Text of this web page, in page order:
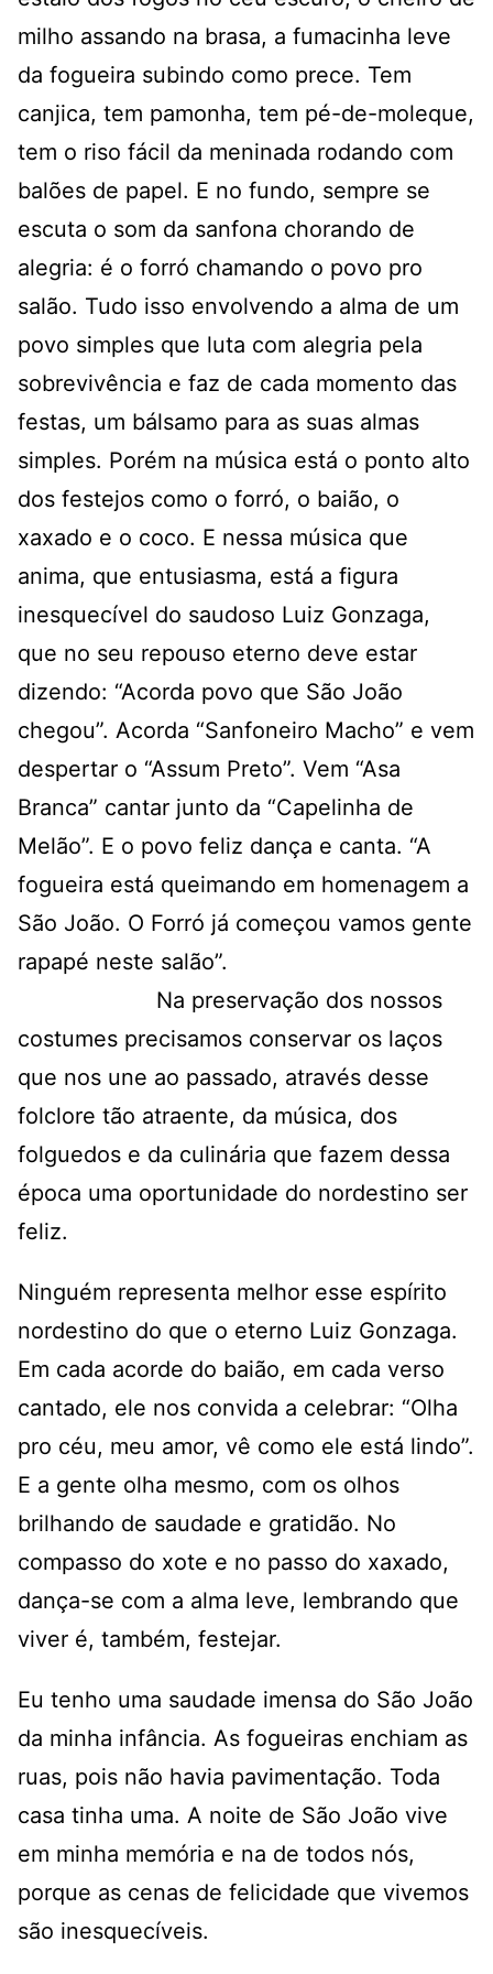
milho assando na brasa, a fumacinha leve
da fogueira subindo como prece. Tem
canjica, tem pamonha, tem pé-de-moleque,
tem o riso fácil da meninada rodando com
balões de papel. E no fundo, sempre se
escuta o som da sanfona chorando de
alegria: é o forró chamando o povo pro
salão. Tudo isso envolvendo a alma de um
povo simples que luta com alegria pela
sobrevivência e faz de cada momento das
festas, um bálsamo para as suas almas
simples. Porém na música está o ponto alto
dos festejos como o forró, o baião, o
xaxado e o coco. E nessa música que
anima, que entusiasma, está a figura
inesquecível do saudoso Luiz Gonzaga,
que no seu repouso eterno deve estar
dizendo: “Acorda povo que São João
chegou”. Acorda “Sanfoneiro Macho” e vem
despertar o “Assum Preto”. Vem “Asa
Branca” cantar junto da “Capelinha de
Melão”. E o povo feliz dança e canta. “A
fogueira está queimando em homenagem a
São João. O Forró já começou vamos gente
rapapé neste salão”.
Na preservação dos nossos
costumes precisamos conservar os laços
que nos une ao passado, através desse
folclore tão atraente, da música, dos
folguedos e da culinária que fazem dessa
época uma oportunidade do nordestino ser
feliz.
Ninguém representa melhor esse espírito
nordestino do que o eterno Luiz Gonzaga.
Em cada acorde do baião, em cada verso
cantado, ele nos convida a celebrar: “Olha
pro céu, meu amor, vê como ele está lindo”.
E a gente olha mesmo, com os olhos
brilhando de saudade e gratidão. No
compasso do xote e no passo do xaxado,
dança-se com a alma leve, lembrando que
viver é, também, festejar.
Eu tenho uma saudade imensa do São João
da minha infância. As fogueiras enchiam as
ruas, pois não havia pavimentação. Toda
casa tinha uma. A noite de São João vive
em minha memória e na de todos nós,
porque as cenas de felicidade que vivemos
são inesquecíveis.